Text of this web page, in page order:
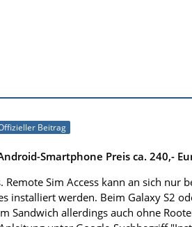
Beitrag
Smartphone Preis ca. 240,-
Remote Sim Access kann an sich nur
installiert werden. Beim Galaxy S2
Sandwich allerdings auch ohne